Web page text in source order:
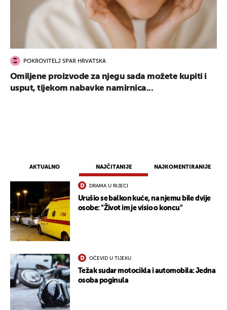
AKTUALNO NAJČITANIJE NAJKOMENTIRANIJE
DRAMA U RIJECI
Urušio se balkon kuće, na njemu bile dvije
osobe: "Život im je visio o koncu"
OČEVID U TIJEKU
Težak sudar motocikla i automobila: Jedna
osoba poginula
POKROVITELJ SPAR HRVATSKA
Omiljene proizvode za njegu sada možete kupiti i
usput, tijekom nabavke namirnica...
UKLJUČITE NOTIFIKACIJE